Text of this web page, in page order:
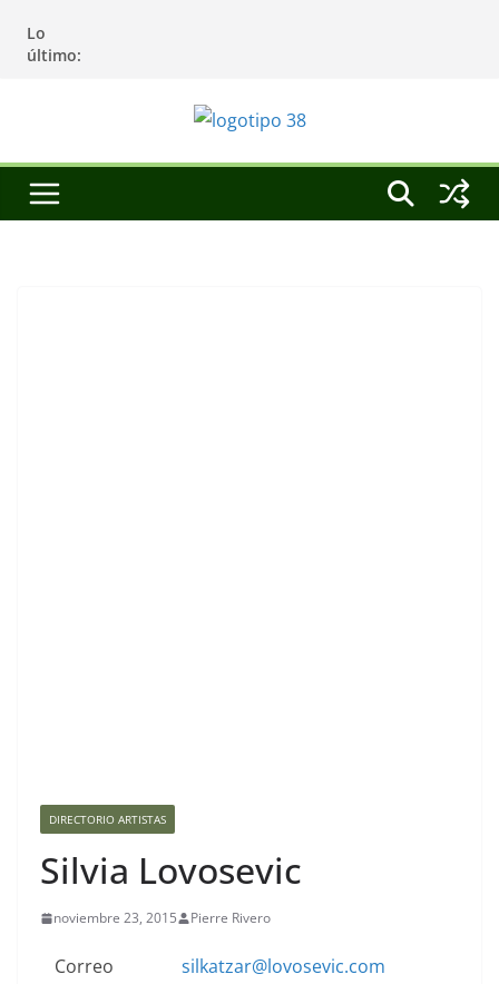
Lo
último:
DIRECTORIO ARTISTAS
Silvia Lovosevic
noviembre 23, 2015 Pierre Rivero
Correo
silkatzar@lovosevic.com